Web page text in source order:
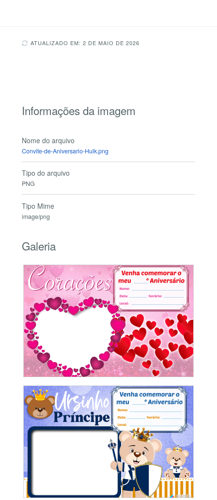
ATUALIZADO EM: 2 DE MAIO DE 2026
Informações da imagem
Nome do arquivo
Convite-de-Aniversario-Hulk.png
Tipo do arquivo
PNG
Tipo Mime
image/png
Galeria